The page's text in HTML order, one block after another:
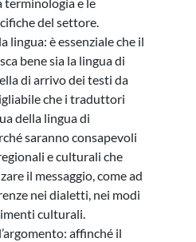
del settore.
lingua: è essenziale che il
bene sia la lingua di
di arrivo dei testi da
che i traduttori
della lingua di
saranno consapevoli
e culturali che
il messaggio, come ad
nei dialetti, nei modi
culturali.
affinché il